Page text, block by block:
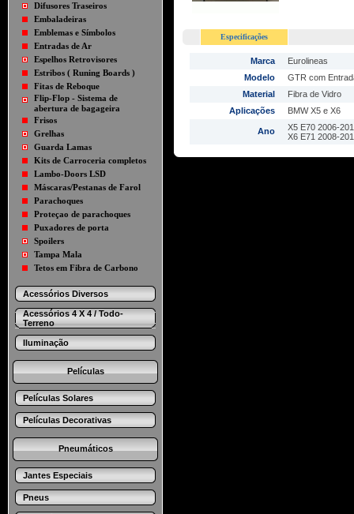
Difusores Traseiros
Embaladeiras
Emblemas e Símbolos
Entradas de Ar
Espelhos Retrovisores
Estribos ( Runing Boards )
Fitas de Reboque
Flip-Flop - Sistema de
abertura de bagageira
Frisos
Grelhas
Guarda Lamas
Kits de Carroceria completos
Lambo-Doors LSD
Máscaras/Pestanas de Farol
Parachoques
Proteçao de parachoques
Puxadores de porta
Spoilers
Tampa Mala
Tetos em Fibra de Carbono
Acessórios Diversos
Acessórios 4 X 4 / Todo-
Terreno
Iluminação
Películas
Películas Solares
Películas Decorativas
Pneumáticos
Jantes Especiais
Pneus
Especificações
Marca
Eurolineas
Modelo
GTR com
Material
Fibra de Vidro
Aplicações
BMW X5 e X6
Ano
X5 E70 2006-
X6 E71 2008-